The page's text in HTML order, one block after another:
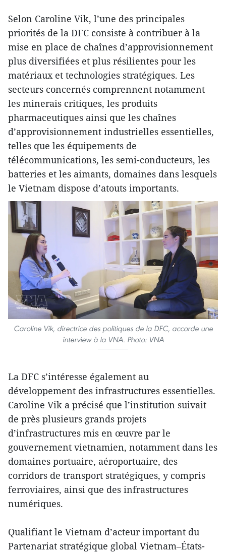
Selon Caroline Vik, l’une des principales
priorités de la DFC consiste à contribuer à la
mise en place de chaînes d’approvisionnement
plus diversifiées et plus résilientes pour les
matériaux et technologies stratégiques. Les
secteurs concernés comprennent notamment
les minerais critiques, les produits
pharmaceutiques ainsi que les chaînes
d’approvisionnement industrielles essentielles,
telles que les équipements de
télécommunications, les semi-conducteurs, les
batteries et les aimants, domaines dans lesquels
le Vietnam dispose d’atouts importants.
Caroline Vik, directrice des politiques de la DFC, accorde une
interview à la VNA. Photo: VNA
La DFC s’intéresse également au
développement des infrastructures essentielles.
Caroline Vik a précisé que l’institution suivait
de près plusieurs grands projets
d’infrastructures mis en œuvre par le
gouvernement vietnamien, notamment dans les
domaines portuaire, aéroportuaire, des
corridors de transport stratégiques, y compris
ferroviaires, ainsi que des infrastructures
numériques.
Qualifiant le Vietnam d’acteur important du
Partenariat stratégique global Vietnam–États-